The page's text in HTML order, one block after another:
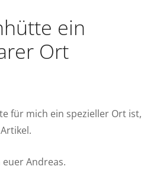
ein
Ort
für mich ein spezieller Ort ist,
euer Andreas.